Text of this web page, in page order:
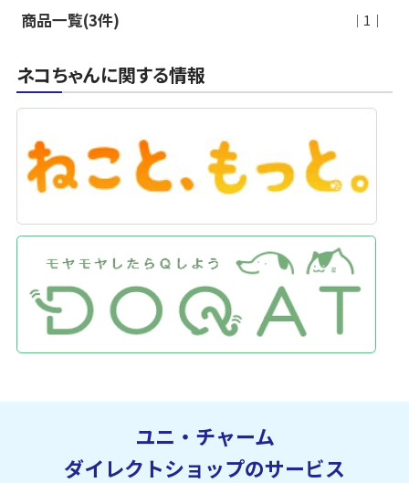
商品一覧(3件) ｜1｜
ネコちゃんに関する情報
ユニ・チャーム
ダイレクトショップのサービス